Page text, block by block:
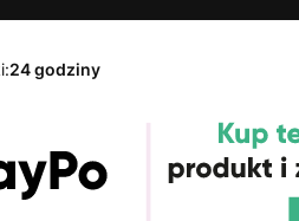
24 godziny